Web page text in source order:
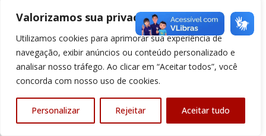
Valorizamos sua privacidade
Utilizamos cookies para aprimorar sua experiência de
navegação, exibir anúncios ou conteúdo personalizado e
analisar nosso tráfego. Ao clicar em “Aceitar todos”, você
concorda com nosso uso de cookies.
Personalizar Rejeitar Aceitar tudo